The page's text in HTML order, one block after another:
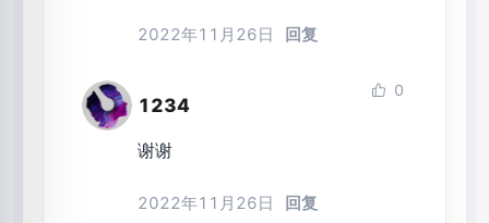
2022年11月26日 回复
1234
0
谢谢
2022年11月26日 回复